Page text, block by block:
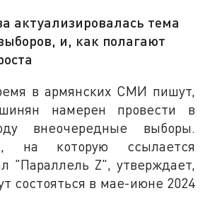
актуализировалась тема
и, как полагают
в армянских СМИ пишут,
намерен провести в
внеочередные выборы.
на которую ссылается
"Параллель Z", утверждает,
состояться в мае-июне 2024